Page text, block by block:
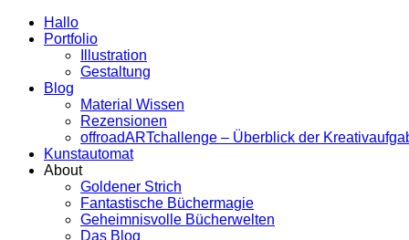
Hallo
Portfolio
Illustration
Gestaltung
Blog
Material Wissen
Rezensionen
offroadARTchallenge – Überblick der
Kunstautomat
About
Goldener Strich
Fantastische Büchermagie
Geheimnisvolle Bücherwelten
Das Blog